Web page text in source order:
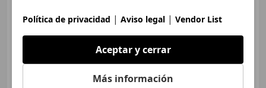
Precio justo
62.720 km
Ventanas tintadas, Llantas de aleación, Sensor de lluvia, Airbags laterales, Isofix
Política de privacidad | Aviso legal | Vendor List
Aceptar y cerrar
Más información